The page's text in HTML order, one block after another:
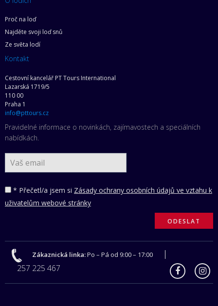
Proč na loď
Najděte svoji loď snů
Ze světa lodí
Kontakt
Cestovní kancelář PT Tours International
Lazarská 1719/5
110 00
Praha 1
info@pttours.cz
Pravidelné informace o novinkách, zajímavostech a speciálních
nabídkách.
* Přečetl/a jsem si Zásady ochrany osobních údajů ve vztahu k
uživatelům webové stránky
Zákaznická linka:Po – Pá od 9:00 – 17:00
257 225 467